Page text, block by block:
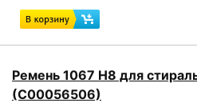
Ремень 1067 H8 для
(C00056506)